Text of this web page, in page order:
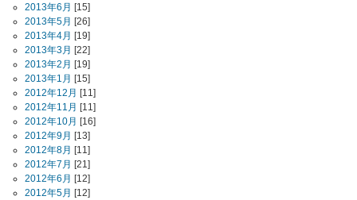
2013年6月 [15]
2013年5月 [26]
2013年4月 [19]
2013年3月 [22]
2013年2月 [19]
2013年1月 [15]
2012年12月 [11]
2012年11月 [11]
2012年10月 [16]
2012年9月 [13]
2012年8月 [11]
2012年7月 [21]
2012年6月 [12]
2012年5月 [12]